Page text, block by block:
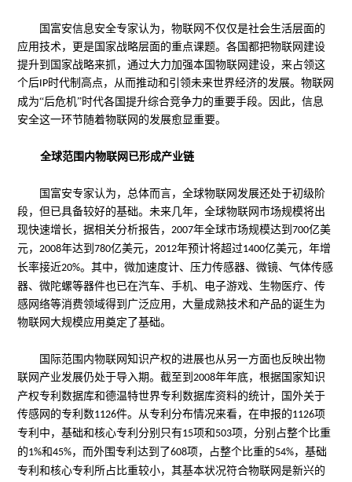
国富安信息安全专家认为，物联网不仅仅是社会生活层面的
应用技术，更是国家战略层面的重点课题。各国都把物联网建设
提升到国家战略来抓，通过大力加强本国物联网建设，来占领这
个后IP时代制高点，从而推动和引领未来世界经济的发展。物联网
成为“后危机”时代各国提升综合竞争力的重要手段。因此，信息
安全这一环节随着物联网的发展愈显重要。
全球范围内物联网已形成产业链
国富安专家认为，总体而言，全球物联网发展还处于初级阶
段，但已具备较好的基础。未来几年，全球物联网市场规模将出
现快速增长，据相关分析报告，2007年全球市场规模达到700亿美
元，2008年达到780亿美元，2012年预计将超过1400亿美元，年增
长率接近20%。其中，微加速度计、压力传感器、微镜、气体传感
器、微陀螺等器件也已在汽车、手机、电子游戏、生物医疗、传
感网络等消费领域得到广泛应用，大量成熟技术和产品的诞生为
物联网大规模应用奠定了基础。
国际范围内物联网知识产权的进展也从另一方面也反映出物
联网产业发展仍处于导入期。截至到2008年年底，根据国家知识
产权专利数据库和德温特世界专利数据库资料的统计，国外关于
传感网的专利数1126件。从专利分布情况来看，在申报的1126项
专利中，基础和核心专利分别只有15项和 503项，分别占整个比重
的1%和45%，而外围专利达到了608项，占整个比重的54%，基础
专利和核心专利所占比重较小，其基本状况符合物联网是新兴的